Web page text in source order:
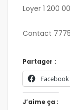
Loyer 1 200
Contact
Partager :
Facebook
J’aime ça :